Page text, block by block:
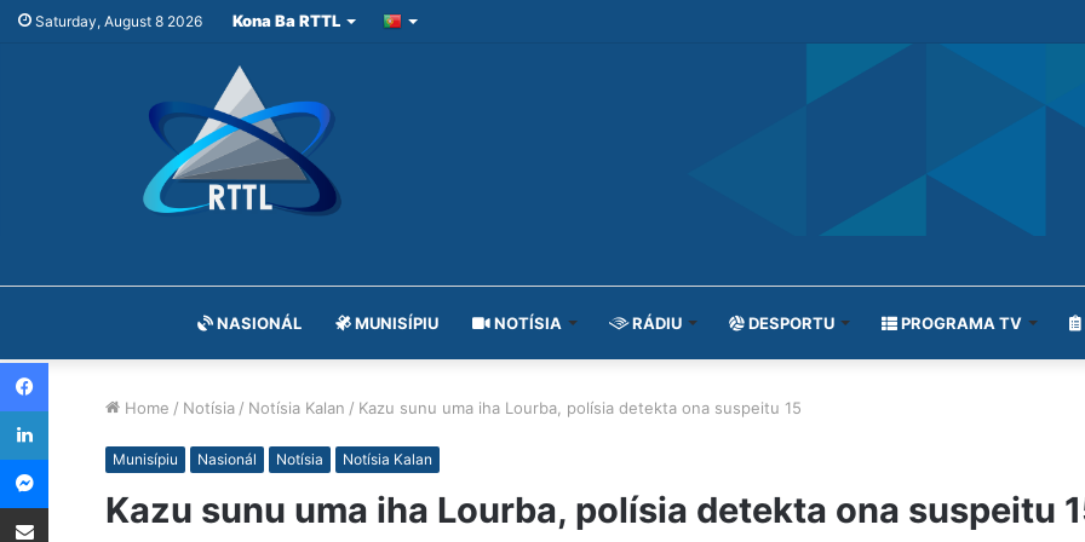
Saturday, August 8 2026 Kona Ba RTTL
NASIONÁL MUNISÍPIU NOTÍSIA RÁDIU DESPORTU PROGRAMA TV
Home / Notísia / Notísia Kalan / Kazu sunu uma iha Lourba, polísia detekta ona suspeitu 15
Munisípiu Nasionál Notísia Notísia Kalan
Kazu sunu uma iha Lourba, polísia detekta ona suspeitu
Facebook
LinkedIn
Messenger